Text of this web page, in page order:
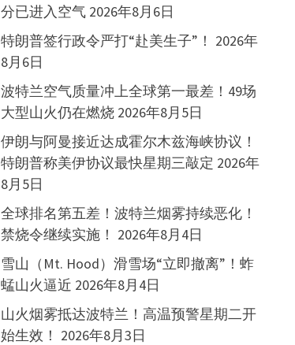
分已进入空气 2026年8月6日
特朗普签行政令严打“赴美生子”！ 2026年
8月6日
波特兰空气质量冲上全球第一最差！49场
大型山火仍在燃烧 2026年8月5日
伊朗与阿曼接近达成霍尔木兹海峡协议！
特朗普称美伊协议最快星期三敲定 2026年
8月5日
全球排名第五差！波特兰烟雾持续恶化！
禁烧令继续实施！ 2026年8月4日
雪山（Mt. Hood）滑雪场“立即撤离”！蚱
蜢山火逼近 2026年8月4日
山火烟雾抵达波特兰！高温预警星期二开
始生效！ 2026年8月3日